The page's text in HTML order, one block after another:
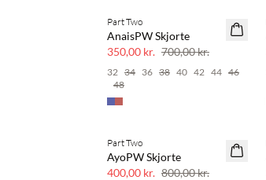
SAVE20
Part Two
AnaisPW Skjorte
350,00 kr. 700,00 kr.
32 34 36 38 40 42 44 46
48
SAVE20
50% rabat
Part Two
AyoPW Skjorte
400,00 kr. 800,00 kr.